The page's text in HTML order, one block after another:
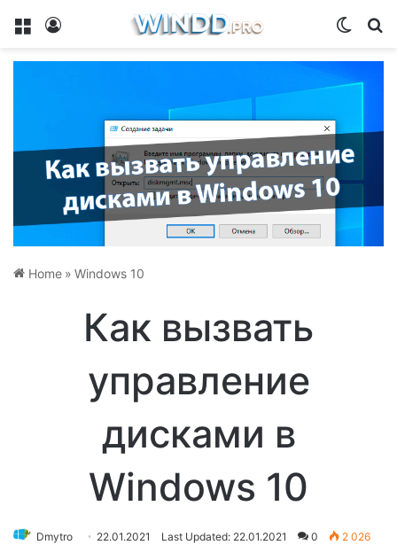
Menu
Home » Windows 10
Как вызвать
управление
дисками в
Windows 10
Dmytro 22.01.2021 Last Updated: 22.01.2021 0 2 026